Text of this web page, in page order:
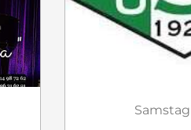
Samstag